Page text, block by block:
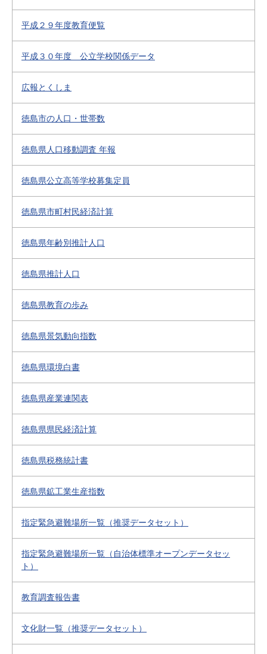
平成２９年度教育便覧
平成３０年度 公立学校関係データ
広報とくしま
徳島市の人口・世帯数
徳島県人口移動調査 年報
徳島県公立高等学校募集定員
徳島県市町村民経済計算
徳島県年齢別推計人口
徳島県推計人口
徳島県教育の歩み
徳島県景気動向指数
徳島県環境白書
徳島県産業連関表
徳島県県民経済計算
徳島県税務統計書
徳島県鉱工業生産指数
指定緊急避難場所一覧（推奨データセット）
指定緊急避難場所一覧（自治体標準オープンデータセッ
ト）
教育調査報告書
文化財一覧（推奨データセット）